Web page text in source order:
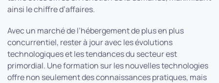
ainsi le chiffre d’affaires.
Avec un marché de l’hébergement de plus en plus
concurrentiel, rester à jour avec les évolutions
technologiques et les tendances du secteur est
primordial. Une formation sur les nouvelles technologies
offre non seulement des connaissances pratiques, mais